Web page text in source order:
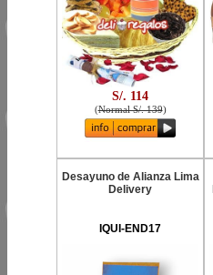
S/. 114
(Normal S/. 139)
Desayuno de Alianza Lima
Delivery
IQUI-END17